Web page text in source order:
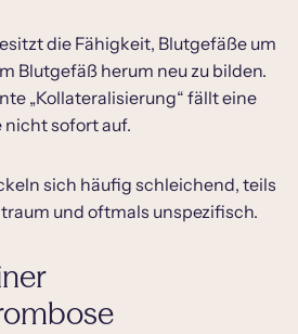
die Fähigkeit, Blutgefäße um
Blutgefäß herum neu zu bilden.
„Kollateralisierung“ fällt eine
sofort auf.
sich häufig schleichend, teils
und oftmals unspezifisch.